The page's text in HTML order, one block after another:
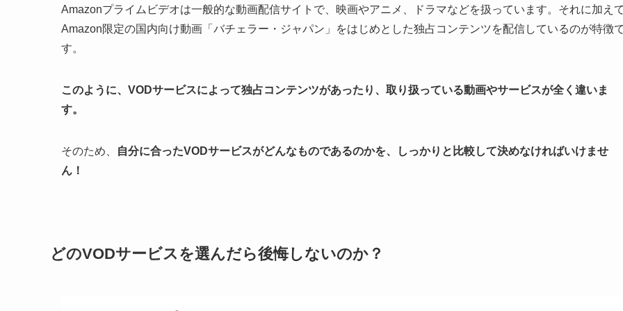
Amazonプライムビデオは一般的な動画配信サイトで、映画やアニメ、ドラマなどを扱っています。それに加え
Amazon限定の国内向け動画「バチェラー・ジャパン」をはじめとした独占コンテンツを配信しているのが特徴
す。
このように、VODサービスによって独占コンテンツがあったり、取り扱っている動画やサービスが全く違いま
す。
そのため、
自分に合ったVODサービスがどんなものであるのかを、しっかりと比較して決めなければいけませ
ん！
どのVODサービスを選んだら後悔しないのか？